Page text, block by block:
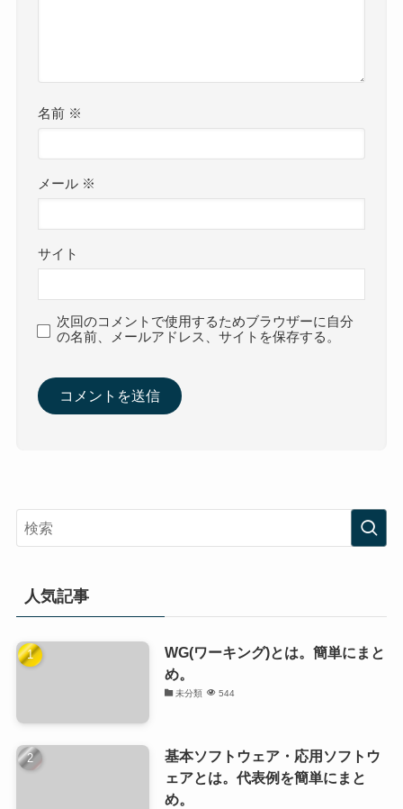
名前 ※
メール ※
サイト
次回のコメントで使用するためブラウザーに自分
の名前、メールアドレス、サイトを保存する。
人気記事
WG(ワーキング)とは。簡単にまと
め。
未分類 544
基本ソフトウェア・応用ソフトウ
ェアとは。代表例を簡単にまと
め。